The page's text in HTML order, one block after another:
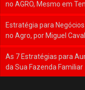
no AGRO, Mesmo em
Estratégia para
no Agro, por Miguel
As 7 Estratégias para
da Sua Fazenda Familiar